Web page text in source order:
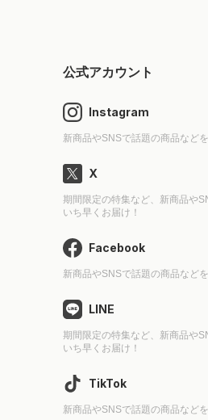
公式アカウント
Instagram
新商品やSNSで話題の商品など
X
期間限定の特集など、新商品や
いち早くお届け！
Facebook
新商品やSNSで話題の商品など
LINE
期間限定の特集など、新商品や
いち早くお届け！
TikTok
新商品やSNSで話題の商品など